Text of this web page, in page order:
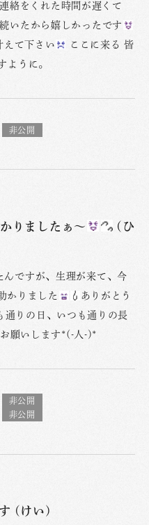
絡をくれた時間が遅くて
いたから嬉しかったです
えて下さい
ここに来る 皆
ように。
りましたぁ〜
(ひ
ですが、生理が来て、今
かりました
ありがとう
通りの日、いつも通りの長
願いします*(-人-)*
(けい)